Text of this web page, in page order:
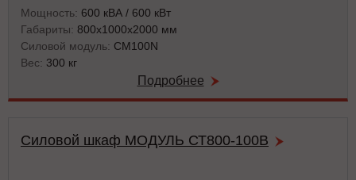
Мощность: 600 кВА / 600 кВт
Габариты: 800x1000x2000 мм
Силовой модуль: CM100N
Вес: 300 кг
Подробнее
Силовой шкаф МОДУЛЬ СТ800-100В